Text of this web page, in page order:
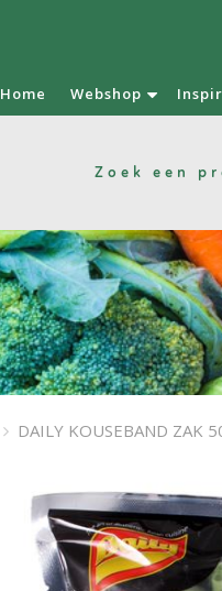
Home Webshop
Zoek een
DAILY KOUSEBAND ZAK